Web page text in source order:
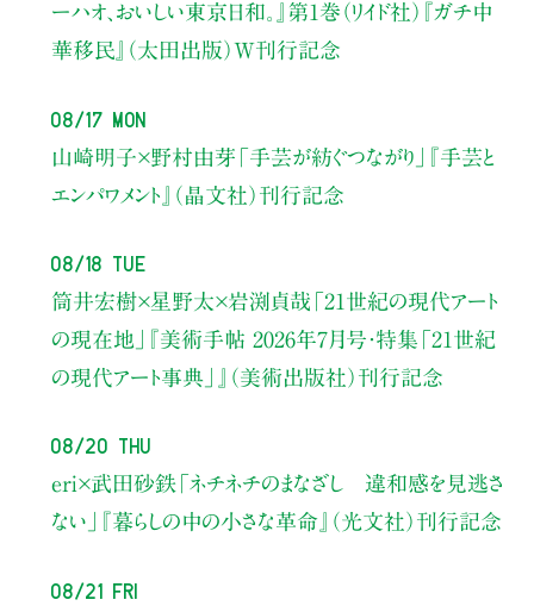
ーハオ、おいしい東京日和。』第1巻（リイド社） 『ガチ中
華移民』（太田出版）W刊行記念
08/17 Mon
山崎明子×野村由芽 「手芸が紡ぐつながり」
『手芸と
エンパワメント』（晶文社）刊行記念
08/18 Tue
筒井宏樹×星野太×岩渕貞哉 「21世紀の現代アート
の現在地」
『美術手帖 2026年7月号・特集「21世紀
の現代アート事典」』（美術出版社）刊行記念
08/20 Thu
eri×武田砂鉄「ネチネチのまなざし 違和感を見逃さ
ない」
『暮らしの中の小さな革命』（光文社）刊行記念
08/21 Fri